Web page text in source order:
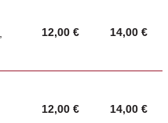
12,00 € 14,00 €
12,00 € 14,00 €